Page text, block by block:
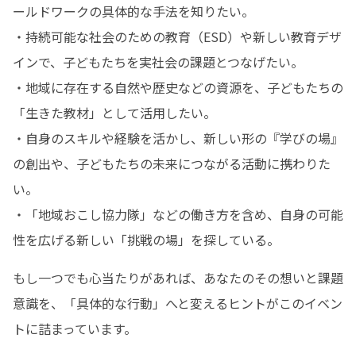
ールドワークの具体的な手法を知りたい。
・持続可能な社会のための教育（ESD）や新しい教育デザ
インで、子どもたちを実社会の課題とつなげたい。
・地域に存在する自然や歴史などの資源を、子どもたちの
「生きた教材」として活用したい。
・自身のスキルや経験を活かし、新しい形の『学びの場』
の創出や、子どもたちの未来につながる活動に携わりた
い。
・「地域おこし協力隊」などの働き方を含め、自身の可能
性を広げる新しい「挑戦の場」を探している。
もし一つでも心当たりがあれば、あなたのその想いと課題
意識を、「具体的な行動」へと変えるヒントがこのイベン
トに詰まっています。